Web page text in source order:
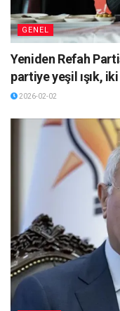
GENEL
Yeniden Refah
partiye yeşil ışık,
2026-02-02